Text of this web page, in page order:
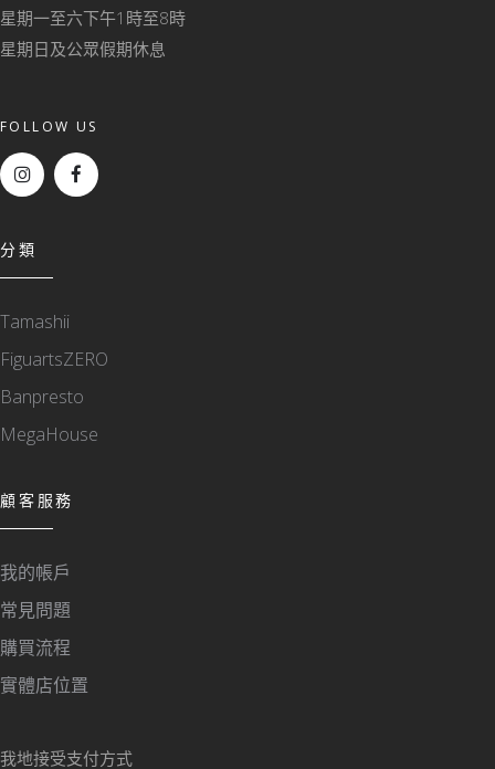
星期一至六下午1時至8時
星期日及公眾假期休息
FOLLOW US
分類
Tamashii
FiguartsZERO
Banpresto
MegaHouse
顧客服務
我的帳戶
常見問題
購買流程
實體店位置
我地接受支付方式